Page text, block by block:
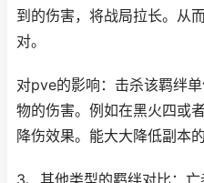
到的伤害，将战局拉长。从
对。
对pve的影响：击杀该羁绊
物的伤害。例如在黑火四或
降伤效果。能大大降低副本的